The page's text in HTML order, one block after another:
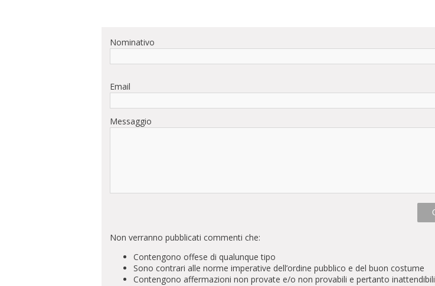
Nominativo
Email
Messaggio
Non verranno pubblicati commenti che:
Contengono offese di qualunque tipo
Sono contrari alle norme imperative dell’ordine pubblico e del buon costume
Contengono affermazioni non provate e/o non provabili e pertanto inattendibili